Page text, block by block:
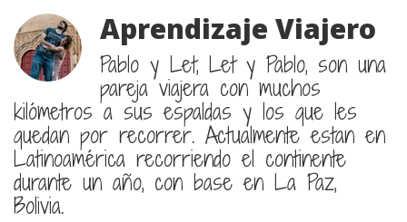
Aprendizaje Viajero
Pablo y Let, Let y Pablo, son una
pareja viajera con muchos
kilómetros a sus espaldas y los que les
quedan por recorrer. Actualmente estan en
Latinoamérica recorriendo el continente
durante un año, con base en La Paz,
Bolivia.